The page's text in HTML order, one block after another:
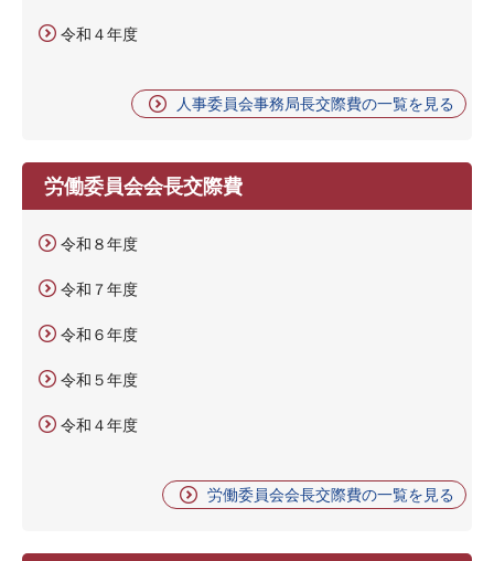
令和４年度
人事委員会事務局長交際費の一覧を見る
労働委員会会長交際費
令和８年度
令和７年度
令和６年度
令和５年度
令和４年度
労働委員会会長交際費の一覧を見る